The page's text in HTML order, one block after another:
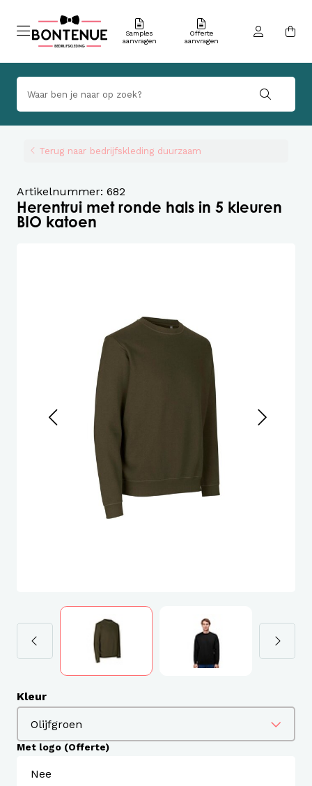
Samples
aanvragen
Offerte
aanvragen
Terug naar bedrijfskleding duurzaam
Artikelnummer: 682
Herentrui met ronde hals in 5 kleuren
BIO katoen
Kleur
Met logo (Offerte)